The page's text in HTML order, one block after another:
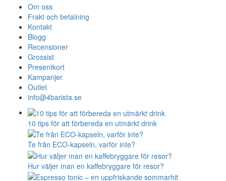
Om oss
Frakt och betalning
Kontakt
Blogg
Recensioner
Grossist
Presentkort
Kampanjer
Outlet
info@4barista.se
10 tips för att förbereda en utmärkt drink
Te från ECO-kapseln, varför inte?
Hur väljer man en kaffebryggare för resor?